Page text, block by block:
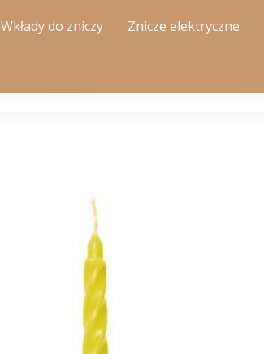
Wkłady do zniczy Znicze elektryczne